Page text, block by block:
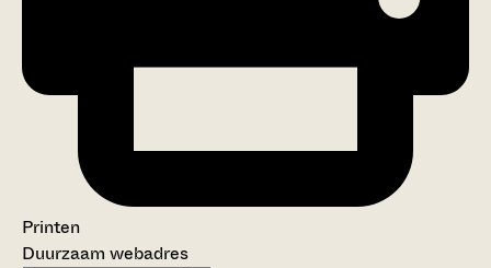
Printen
Duurzaam webadres